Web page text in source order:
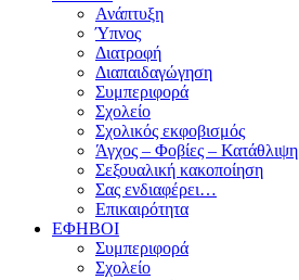
Ανάπτυξη
Ύπνος
Διατροφή
Διαπαιδαγώγηση
Συμπεριφορά
Σχολείο
Σχολικός εκφοβισμός
Άγχος – Φοβίες – Κατάθλιψη
Σεξουαλική κακοποίηση
Σας ενδιαφέρει…
Επικαιρότητα
ΕΦΗΒΟΙ
Συμπεριφορά
Σχολείο